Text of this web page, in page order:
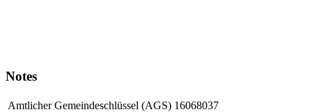
Notes
Amtlicher Gemeindeschlüssel (AGS) 16068037